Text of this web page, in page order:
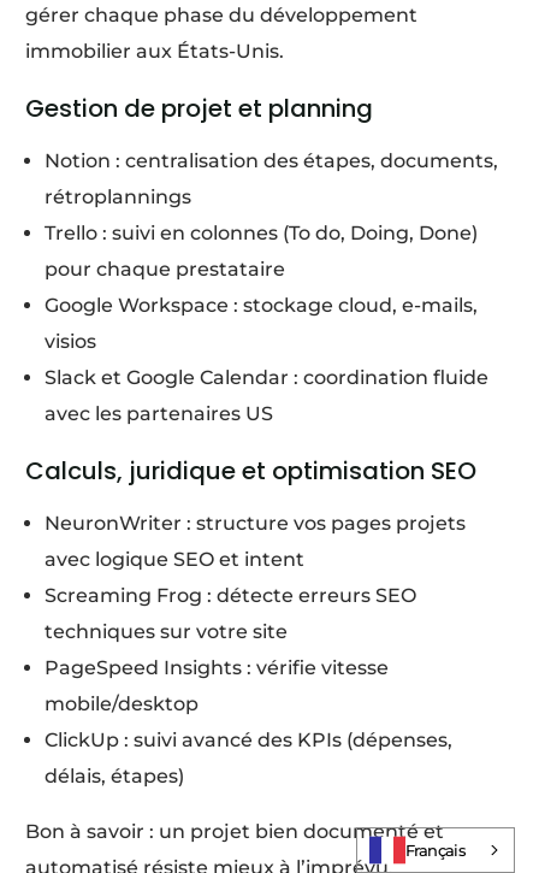
gérer chaque phase du développement
immobilier aux États-Unis.
Gestion de projet et planning
Notion : centralisation des étapes, documents,
rétroplannings
Trello : suivi en colonnes (To do, Doing, Done)
pour chaque prestataire
Google Workspace : stockage cloud, e-mails,
visios
Slack et Google Calendar : coordination fluide
avec les partenaires US
Calculs, juridique et optimisation SEO
NeuronWriter : structure vos pages projets
avec logique SEO et intent
Screaming Frog : détecte erreurs SEO
techniques sur votre site
PageSpeed Insights : vérifie vitesse
mobile/desktop
ClickUp : suivi avancé des KPIs (dépenses,
délais, étapes)
Bon à savoir : un projet bien documenté et
automatisé résiste mieux à l’imprévu.
Français